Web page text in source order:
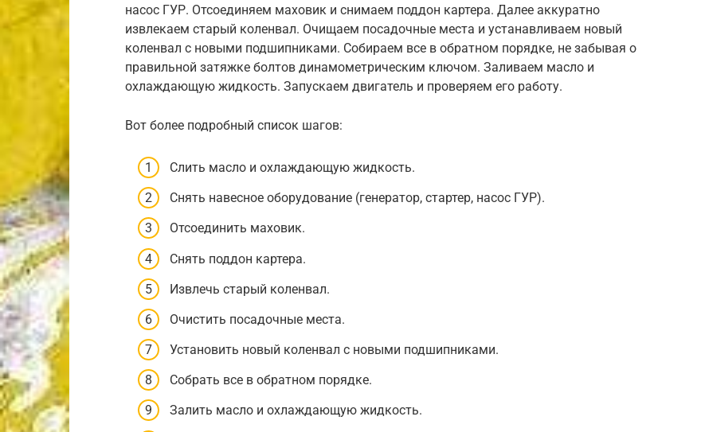
насос ГУР. Отсоединяем маховик и снимаем поддон картера. Далее аккуратно
извлекаем старый коленвал. Очищаем посадочные места и устанавливаем новый
коленвал с новыми подшипниками. Собираем все в обратном порядке, не забывая о
правильной затяжке болтов динамометрическим ключом. Заливаем масло и
охлаждающую жидкость. Запускаем двигатель и проверяем его работу.
Вот более подробный список шагов:
Слить масло и охлаждающую жидкость.
Снять навесное оборудование (генератор, стартер, насос ГУР).
Отсоединить маховик.
Снять поддон картера.
Извлечь старый коленвал.
Очистить посадочные места.
Установить новый коленвал с новыми подшипниками.
Собрать все в обратном порядке.
Залить масло и охлаждающую жидкость.